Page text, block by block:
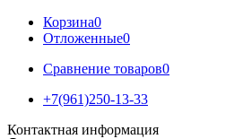
Корзина0
Отложенные0
Сравнение товаров0
+7(961)250-13-33
Контактная информация